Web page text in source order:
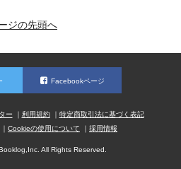
ジの先頭へ
Facebookページ
ー 利用規約
特定商取引法に基づく表記
Cookieの使用について 採用情報
All Rights Reserved.